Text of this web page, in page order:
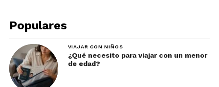
Populares
VIAJAR CON NIÑOS
¿Qué necesito para viajar con un menor
de edad?